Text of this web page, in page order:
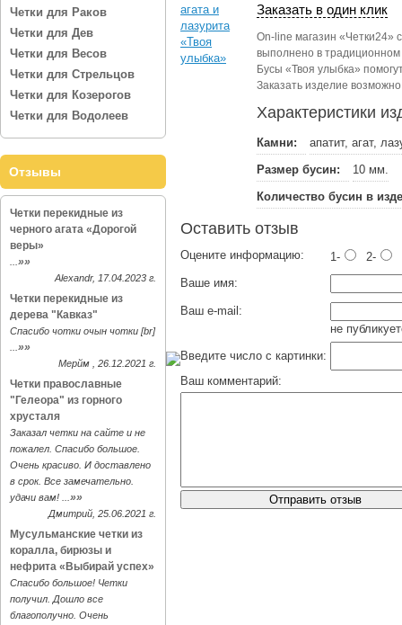
Четки для Раков
Четки для Дев
Четки для Весов
Четки для Стрельцов
Четки для Козерогов
Четки для Водолеев
Отзывы
Четки перекидные из
черного агата «Дорогой
веры»
»»
Alexandr, 17.04.2023 г.
Четки перекидные из
дерева "Кавказ"
Спасибо чотки очын чотки [br]
»»
Мерйм , 26.12.2021 г.
Четки православные
"Гелеора" из горного
хрусталя
Заказал четки на сайте и не
пожалел. Спасибо большое.
Очень красиво. И доставлено
в срок. Все замечательно.
удачи вам! ... »»
Дмитрий, 25.06.2021 г.
Мусульманские четки из
коралла, бирюзы и
нефрита «Выбирай успех»
Спасибо большое! Четки
получил. Дошло все
благополучно. Очень
Заказать в один клик
On-line магазин «Четки24»
выполнено в традиционном
Бусы «Твоя улыбка»
Заказать изделие
Характеристики
Камни:
апатит, агат,
Размер бусин:
10 мм.
Количество бусин в
Оставить отзыв
Оцените информацию: 1- 2-
Ваше имя:
Ваш e-mail:
не
Введите число с картинки:
Ваш комментарий: